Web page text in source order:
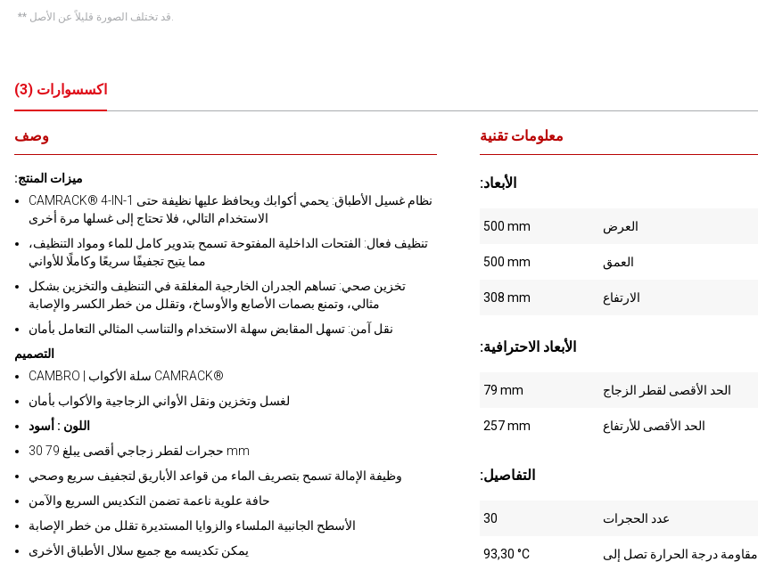
** قد تختلف الصورة قليلاً عن الأصل.
اكسسوارات (
3
)
وصف
:ميزات المنتج
CAMRACK® 4-IN-1 نظام غسيل الأطباق: يحمي أكوابك ويحافظ عليها نظيفة حتى
الاستخدام التالي، فلا تحتاج إلى غسلها مرة أخرى
تنظيف فعال: الفتحات الداخلية المفتوحة تسمح بتدوير كامل للماء ومواد التنظيف،
مما يتيح تجفيفًا سريعًا وكاملًا للأواني
تخزين صحي: تساهم الجدران الخارجية المغلقة في التنظيف والتخزين بشكل
مثالي، وتمنع بصمات الأصابع والأوساخ، وتقلل من خطر الكسر والإصابة
نقل آمن: تسهل المقابض سهلة الاستخدام والتناسب المثالي التعامل بأمان
التصميم
CAMBRO | سلة الأكواب CAMRACK®
لغسل وتخزين ونقل الأواني الزجاجية والأكواب بأمان
اللون : أسود
30 حجرات لقطر زجاجي أقصى يبلغ 79 mm
وظيفة الإمالة تسمح بتصريف الماء من قواعد الأباريق لتجفيف سريع وصحي
حافة علوية ناعمة تضمن التكديس السريع والآمن
الأسطح الجانبية الملساء والزوايا المستديرة تقلل من خطر الإصابة
يمكن تكديسه مع جميع سلال الأطباق الأخرى
معلومات تقنية
:الأبعاد
500 mm العرض
500 mm العمق
308 mm الارتفاع
:الأبعاد الاحترافية
79 mm الحد الأقصى لقطر الزجاج
257 mm الحد الأقصى للأرتفاع
:التفاصيل
30 عدد الحجرات
93,30 °C مقاومة درجة الحرارة تصل إلى